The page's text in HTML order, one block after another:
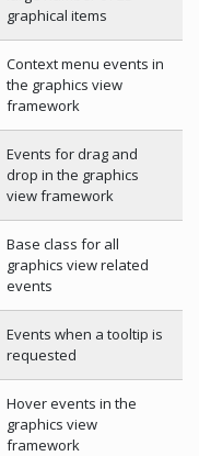
graphical items
Context menu events in
the graphics view
framework
Events for drag and
drop in the graphics
view framework
Base class for all
graphics view related
events
Events when a tooltip is
requested
Hover events in the
graphics view
framework